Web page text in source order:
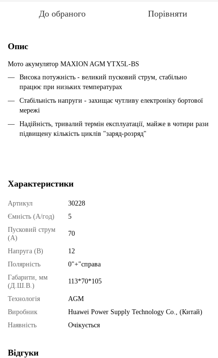
До обраного Порівняти
Опис
Мото акумулятор MAXION AGM YTX5L-BS
Висока потужність - великий пусковий струм, стабільно
працює при низьких температурах
Стабільність напруги - захищає чутливу електроніку бортової
мережі
Надійність, тривалий термін експлуатації, майже в чотири рази
підвищену кількість циклів "заряд-розряд"
Характеристики
Артикул
30228
Ємність (А/год)
5
Пусковий струм
(А)
70
Напруга (В)
12
Полярність
0"+"справа
Габарити, мм
(Д.Ш.В.)
113*70*105
Технологія
AGM
Виробник
Huawei Power Supply Technology Co., (Китай)
Наявність
Очікується
Відгуки